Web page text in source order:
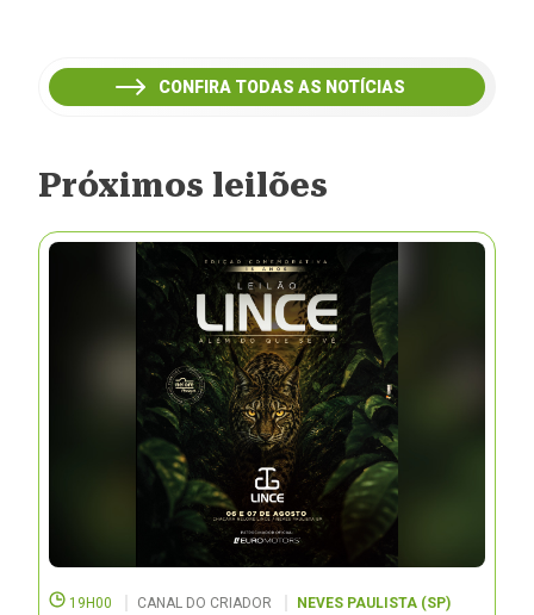
CONFIRA TODAS AS NOTÍCIAS
Próximos leilões
19H00 CANAL DO CRIADOR NEVES PAULISTA (SP)